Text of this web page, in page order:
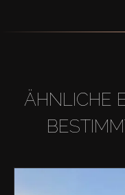
ÄHNLICHE